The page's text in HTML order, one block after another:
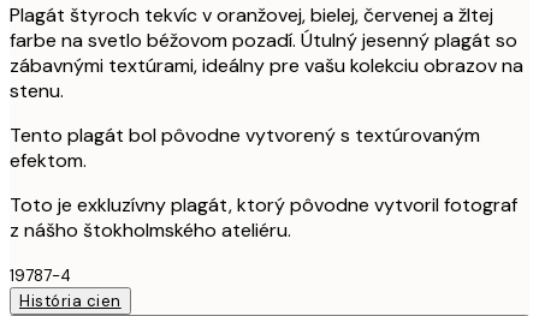
Plagát štyroch tekvíc v oranžovej, bielej, červenej a žltej
farbe na svetlo béžovom pozadí. Útulný jesenný plagát so
zábavnými textúrami, ideálny pre vašu kolekciu obrazov na
stenu.
Tento plagát bol pôvodne vytvorený s textúrovaným
efektom.
Toto je exkluzívny plagát, ktorý pôvodne vytvoril fotograf
z nášho štokholmského ateliéru.
19787-4
História cien